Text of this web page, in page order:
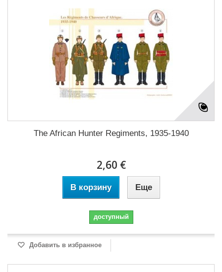
The African Hunter Regiments, 1935-1940
2,60 €
В корзину Еще
доступный
Добавить в избранное